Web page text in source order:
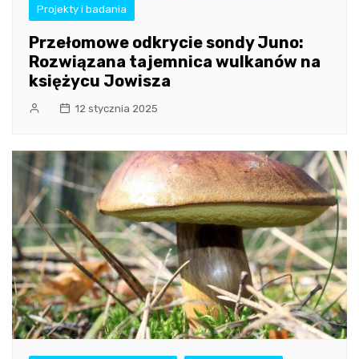
Projekty i badania
Przełomowe odkrycie sondy Juno:
Rozwiązana tajemnica wulkanów na
księżycu Jowisza
12 stycznia 2025